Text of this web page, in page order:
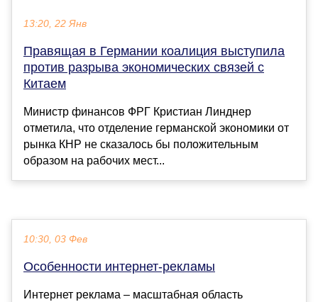
13:20, 22 Янв
Правящая в Германии коалиция выступила
против разрыва экономических связей с
Китаем
Министр финансов ФРГ Кристиан Линднер
отметила, что отделение германской экономики от
рынка КНР не сказалось бы положительным
образом на рабочих мест...
10:30, 03 Фев
Особенности интернет-рекламы
Интернет реклама – масштабная область